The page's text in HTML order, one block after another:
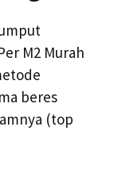
M2 Murah
beres
(top